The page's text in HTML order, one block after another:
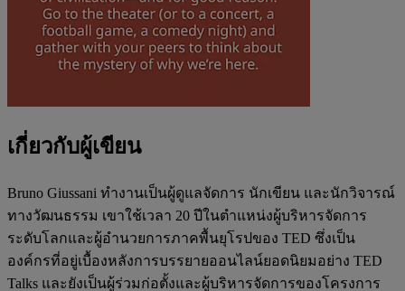
เกี่ยวกับผู้เขียน
Bruno Giussani ทำงานเป็นผู้ดูแลจัดการ นักเขียน และนักวิจารณ์
ทางวัฒนธรรม เขาใช้เวลา 20 ปีในตำแหน่งผู้บริหารจัดการ
ระดับโลกและผู้อำนวยการภาคพื้นยุโรปของ TED ซึ่งเป็น
องค์กรที่อยู่เบื้องหลังการบรรยายออนไลน์ยอดนิยมอย่าง TED
Talks และยังเป็นผู้ร่วมก่อตั้งและผู้บริหารจัดการของโครงการ